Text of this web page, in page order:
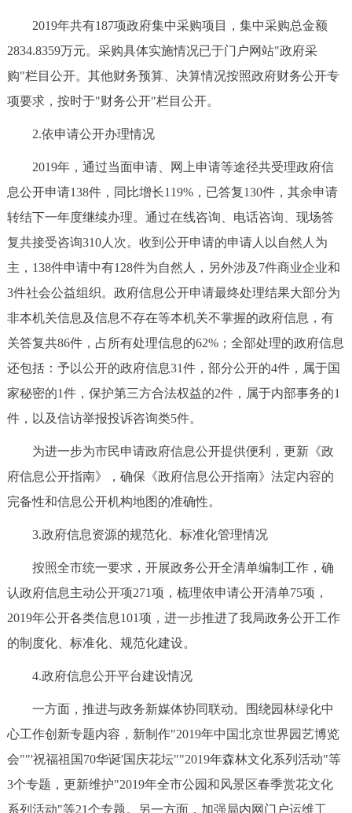
ESPAÑOL العربية PORTUGUÊS
ITALIANO
2019年共有187项政府集中采购项目，集中采购总金额
2834.8359万元。采购具体实施情况已于门户网站"政府采
购"栏目公开。其他财务预算、决算情况按照政府财务公开专
项要求，按时于"财务公开"栏目公开。
2.依申请公开办理情况
2019年，通过当面申请、网上申请等途径共受理政府信
息公开申请138件，同比增长119%，已答复130件，其余申请
转结下一年度继续办理。通过在线咨询、电话咨询、现场答
复共接受咨询310人次。收到公开申请的申请人以自然人为
主，138件申请中有128件为自然人，另外涉及7件商业企业和
3件社会公益组织。政府信息公开申请最终处理结果大部分为
非本机关信息及信息不存在等本机关不掌握的政府信息，有
关答复共86件，占所有处理信息的62%；全部处理的政府信息
还包括：予以公开的政府信息31件，部分公开的4件，属于国
家秘密的1件，保护第三方合法权益的2件，属于内部事务的1
件，以及信访举报投诉咨询类5件。
为进一步为市民申请政府信息公开提供便利，更新《政
府信息公开指南》，确保《政府信息公开指南》法定内容的
完备性和信息公开机构地图的准确性。
3.政府信息资源的规范化、标准化管理情况
按照全市统一要求，开展政务公开全清单编制工作，确
认政府信息主动公开项271项，梳理依申请公开清单75项，
2019年公开各类信息101项，进一步推进了我局政务公开工作
的制度化、标准化、规范化建设。
4.政府信息公开平台建设情况
一方面，推进与政务新媒体协同联动。围绕园林绿化中
心工作创新专题内容，新制作"2019年中国北京世界园艺博览
会""'祝福祖国70华诞'国庆花坛""2019年森林文化系列活动"等
3个专题，更新维护"2019年全市公园和风景区春季赏花文化
系列活动"等21个专题。另一方面，加强局内网门户运维工